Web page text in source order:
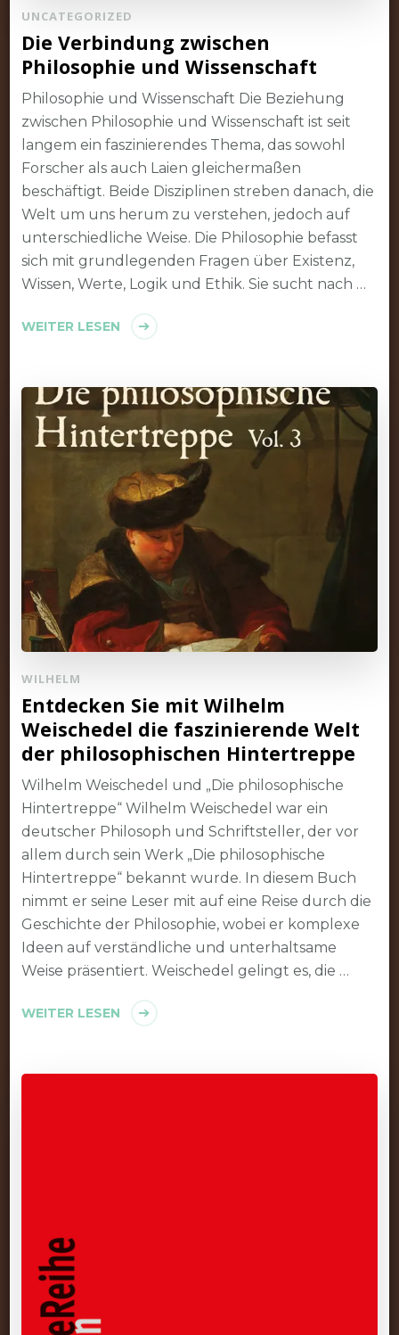
UNCATEGORIZED
Die Verbindung zwischen
Philosophie und Wissenschaft
Philosophie und Wissenschaft Die Beziehung
zwischen Philosophie und Wissenschaft ist seit
langem ein faszinierendes Thema, das sowohl
Forscher als auch Laien gleichermaßen
beschäftigt. Beide Disziplinen streben danach, die
Welt um uns herum zu verstehen, jedoch auf
unterschiedliche Weise. Die Philosophie befasst
sich mit grundlegenden Fragen über Existenz,
Wissen, Werte, Logik und Ethik. Sie sucht nach …
WEITER LESEN
WILHELM
Entdecken Sie mit Wilhelm
Weischedel die faszinierende Welt
der philosophischen Hintertreppe
Wilhelm Weischedel und „Die philosophische
Hintertreppe“ Wilhelm Weischedel war ein
deutscher Philosoph und Schriftsteller, der vor
allem durch sein Werk „Die philosophische
Hintertreppe“ bekannt wurde. In diesem Buch
nimmt er seine Leser mit auf eine Reise durch die
Geschichte der Philosophie, wobei er komplexe
Ideen auf verständliche und unterhaltsame
Weise präsentiert. Weischedel gelingt es, die …
WEITER LESEN